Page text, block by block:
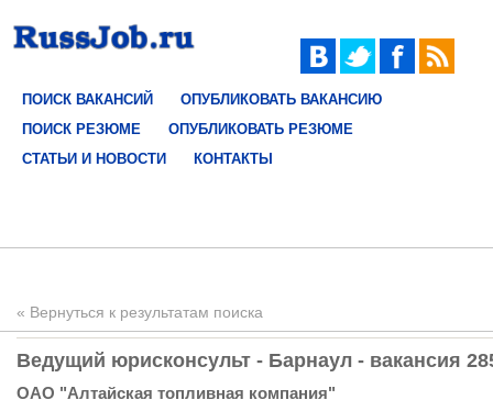
ПОИСК ВАКАНСИЙ
ОПУБЛИКОВАТЬ ВАКАНСИЮ
ПОИСК РЕЗЮМЕ
ОПУБЛИКОВАТЬ РЕЗЮМЕ
СТАТЬИ И НОВОСТИ
КОНТАКТЫ
« Вернуться к результатам поиска
Ведущий юрисконсульт - Барнаул - вакансия
ОАО "Алтайская топливная компания"